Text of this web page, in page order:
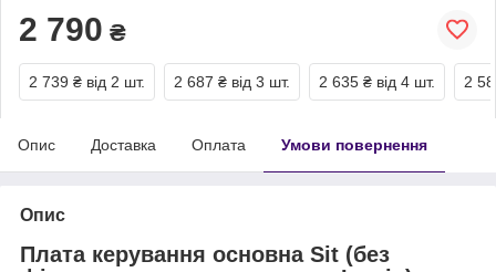
2 790 ₴
2 739 ₴ від 2 шт. 2 687 ₴ від 3 шт. 2 635 ₴ від 4 шт. 2
Опис Доставка Оплата Умови повернення
Опис
Плата керування основна Sit (без